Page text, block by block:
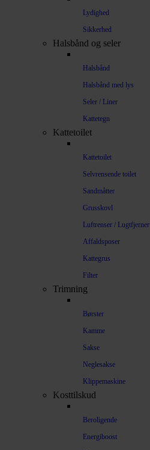
Lydighed
Sikkerhed
Halsbånd og seler
Halsbånd
Halsbånd med lys
Seler / Liner
Kattetegn
Kattetoilet
Kattetoilet
Selvrensende toilet
Sandmåtter
Grusskovl
Luftrenser / Lugtfjerner
Affaldsposer
Kattegrus
Filter
Trimning
Børster
Kamme
Sakse
Neglesakse
Klippemaskine
Kosttilskud
Beroligende
Energiboost